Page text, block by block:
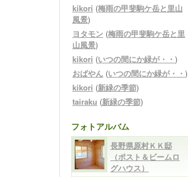
kikori (梅雨の甲斐駒ケ岳と里山
風景)
ヨタモン (梅雨の甲斐駒ケ岳と里
山風景)
kikori (いつの間にか緑が・・ )
おばやん (いつの間にか緑が・・ )
kikori (新緑の季節)
tairaku (新緑の季節)
フォトアルバム
長野県原村ＫＫ邸
（ポスト＆ビームロ
グハウス）